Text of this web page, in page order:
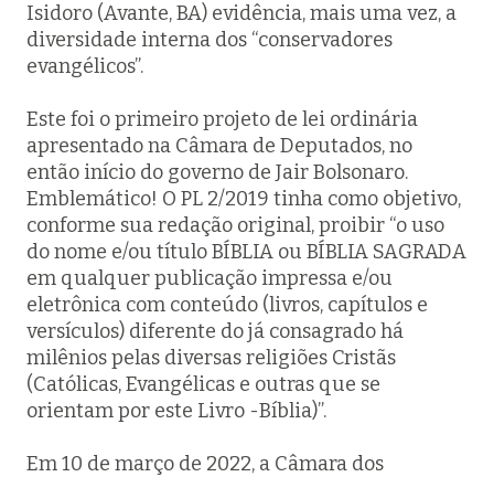
Isidoro (Avante, BA) evidência, mais uma vez, a
diversidade interna dos “conservadores
evangélicos”.
Este foi o primeiro projeto de lei ordinária
apresentado na Câmara de Deputados, no
então início do governo de Jair Bolsonaro.
Emblemático! O PL 2/2019 tinha como objetivo,
conforme sua redação original, proibir “o uso
do nome e/ou título BÍBLIA ou BÍBLIA SAGRADA
em qualquer publicação impressa e/ou
eletrônica com conteúdo (livros, capítulos e
versículos) diferente do já consagrado há
milênios pelas diversas religiões Cristãs
(Católicas, Evangélicas e outras que se
orientam por este Livro -Bíblia)”.
Em 10 de março de 2022, a Câmara dos